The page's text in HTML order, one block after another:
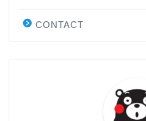
CONTACT
大学